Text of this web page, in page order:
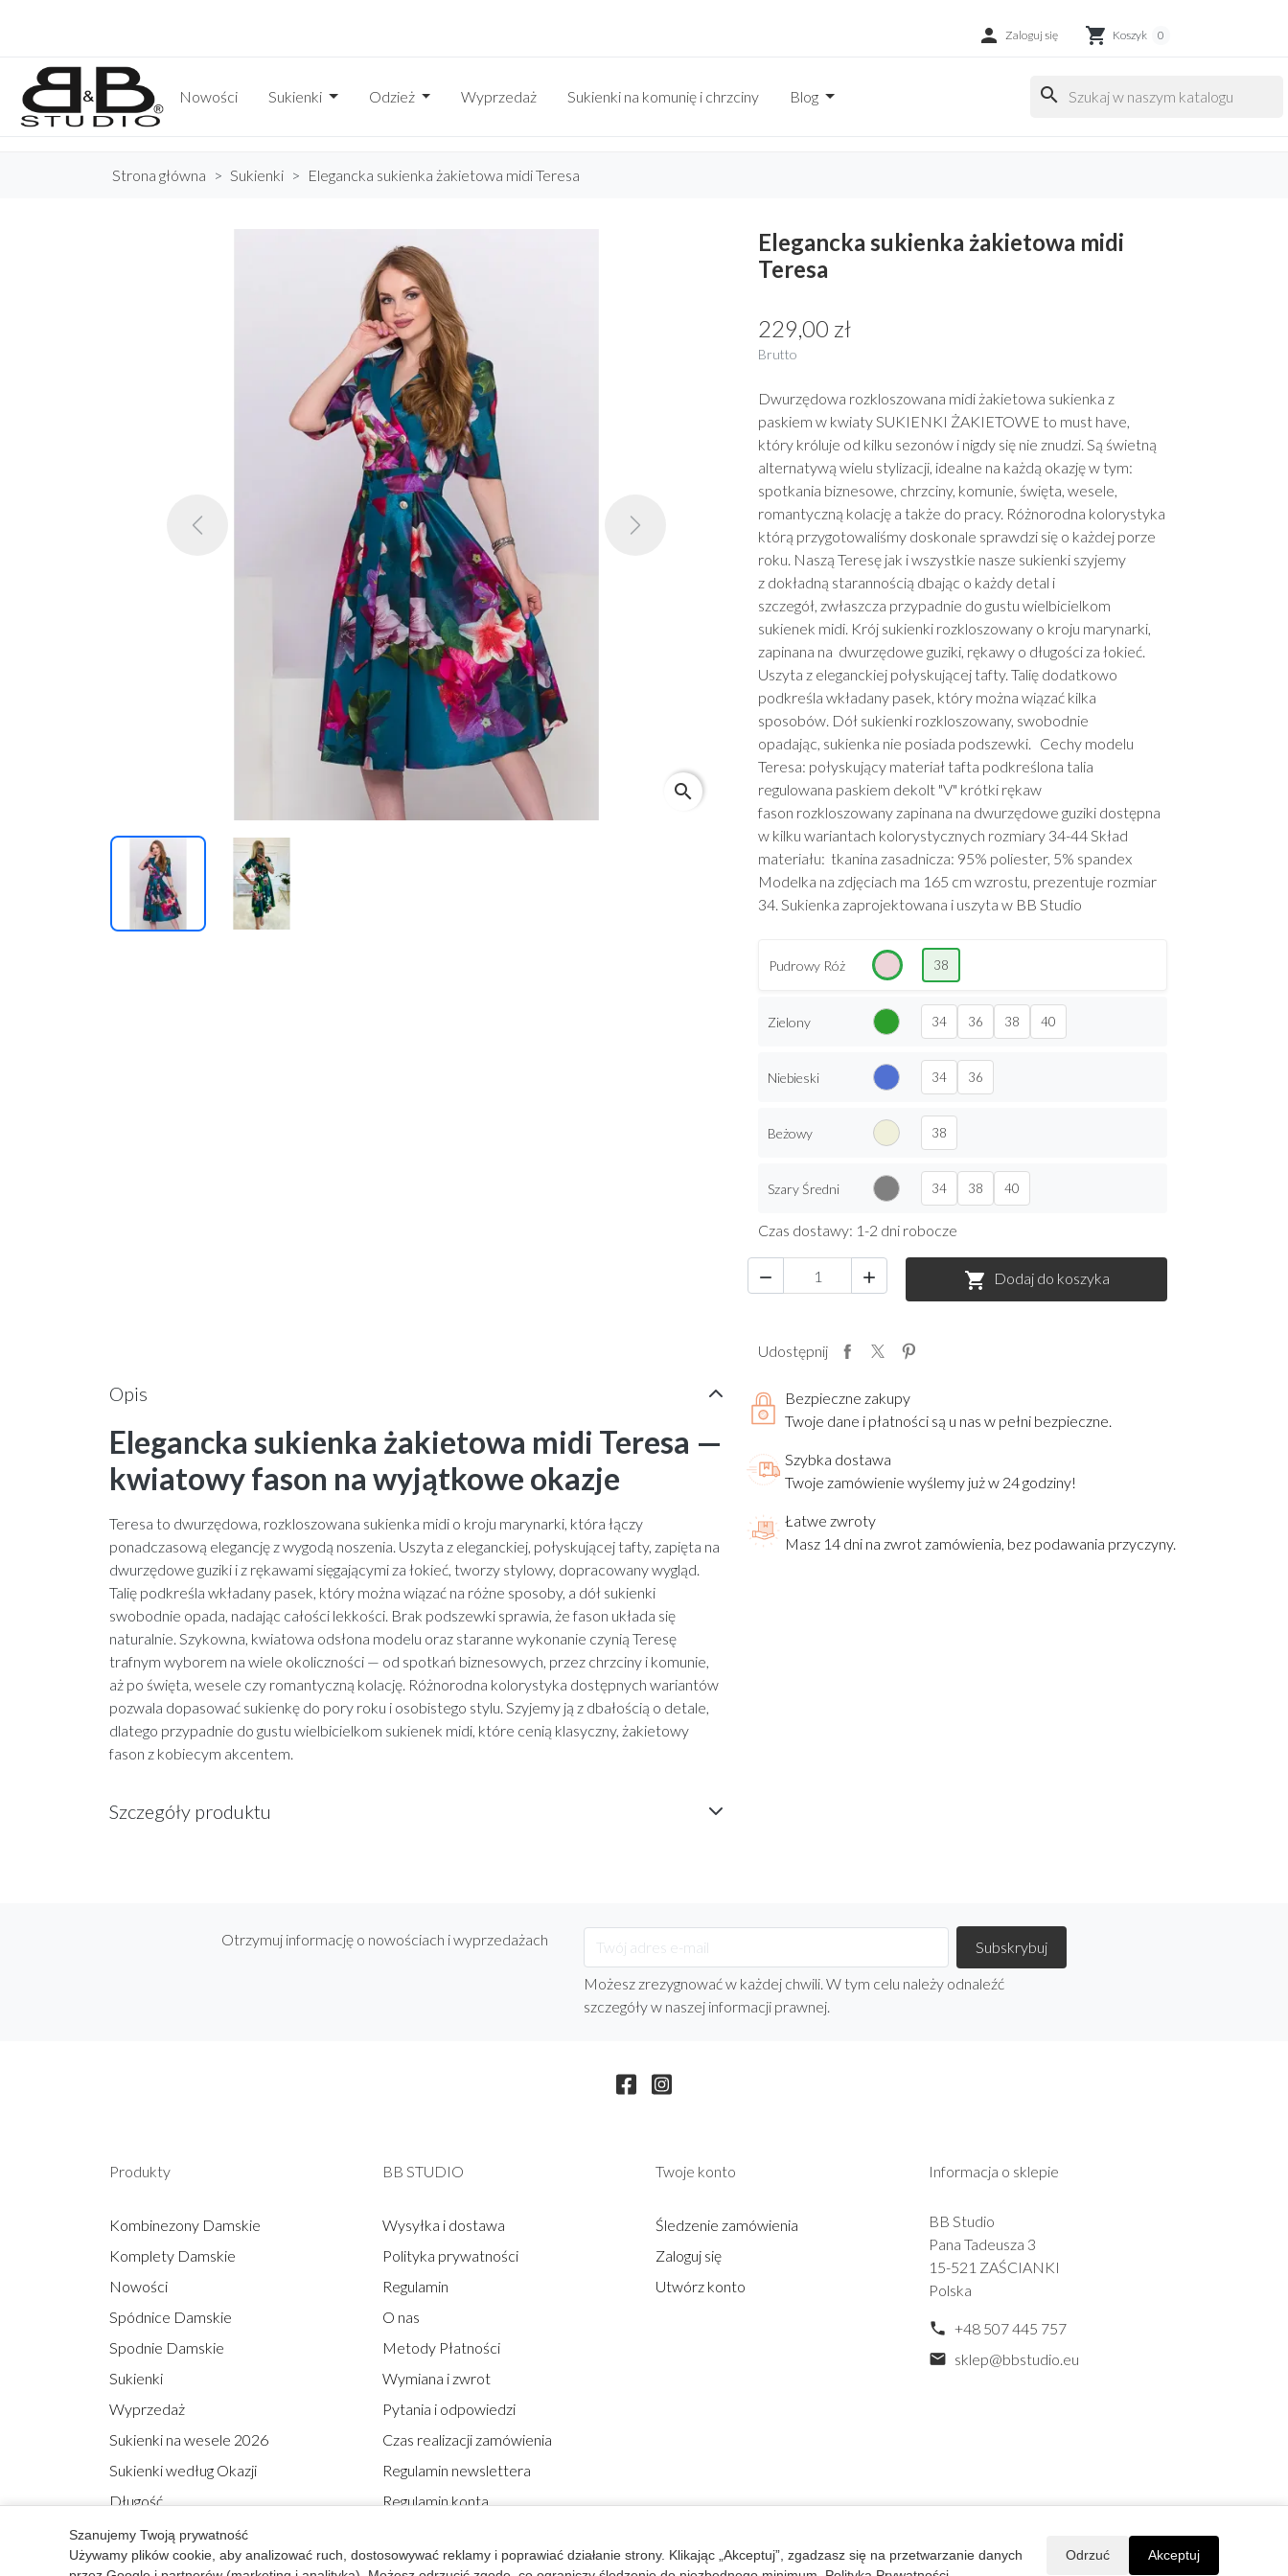
 Zaloguj się shopping_cart Koszyk 0
Nowości Sukienki Odzież Wyprzedaż Sukienki na komunię i chrzciny Blog search
Strona główna Sukienki Elegancka sukienka żakietowa midi Teresa
Previous Next
search
Elegancka sukienka żakietowa midi
Teresa
229,00 zł
Brutto
Dwurzędowa rozkloszowana midi żakietowa sukienka z
paskiem w kwiaty SUKIENKI ŻAKIETOWE to must have,
który króluje od kilku sezonów i nigdy się nie znudzi. Są świetną
alternatywą wielu stylizacji, idealne na każdą okazję w tym:
spotkania biznesowe, chrzciny, komunie, święta, wesele,
romantyczną kolację a także do pracy. Różnorodna kolorystyka
którą przygotowaliśmy doskonale sprawdzi się o każdej porze
roku. Naszą Teresę jak i wszystkie nasze sukienki szyjemy
z dokładną starannością dbając o każdy detal i
szczegół, zwłaszcza przypadnie do gustu wielbicielkom
sukienek midi. Krój sukienki rozkloszowany o kroju marynarki,
zapinana na dwurzędowe guziki, rękawy o długości za łokieć.
Uszyta z eleganckiej połyskującej tafty. Talię dodatkowo
podkreśla wkładany pasek, który można wiązać kilka
sposobów. Dół sukienki rozkloszowany, swobodnie
opadając, sukienka nie posiada podszewki. Cechy modelu
Teresa: połyskujący materiał tafta podkreślona talia
regulowana paskiem dekolt "V" krótki rękaw
fason rozkloszowany zapinana na dwurzędowe guziki dostępna
w kilku wariantach kolorystycznych rozmiary 34-44 Skład
materiału: tkanina zasadnicza: 95% poliester, 5% spandex
Modelka na zdjęciach ma 165 cm wzrostu, prezentuje rozmiar
34. Sukienka zaprojektowana i uszyta w BB Studio
Pudrowy Róż 38
Zielony 34 36 38 40
Niebieski 34 36
Beżowy 38
Szary Średni 34 38 40
Czas dostawy: 1-2 dni robocze
   Dodaj do koszyka
Udostępnij
Bezpieczne zakupy
Twoje dane i płatności są u nas w pełni bezpieczne.
Szybka dostawa
Twoje zamówienie wyślemy już w 24 godziny!
Łatwe zwroty
Masz 14 dni na zwrot zamówienia, bez podawania przyczyny.
Opis
Elegancka sukienka żakietowa midi Teresa —
kwiatowy fason na wyjątkowe okazje
Teresa to dwurzędowa, rozkloszowana sukienka midi o kroju marynarki, która łączy
ponadczasową elegancję z wygodą noszenia. Uszyta z eleganckiej, połyskującej tafty, zapięta na
dwurzędowe guziki i z rękawami sięgającymi za łokieć, tworzy stylowy, dopracowany wygląd.
Talię podkreśla wkładany pasek, który można wiązać na różne sposoby, a dół sukienki
swobodnie opada, nadając całości lekkości. Brak podszewki sprawia, że fason układa się
naturalnie. Szykowna, kwiatowa odsłona modelu oraz staranne wykonanie czynią Teresę
trafnym wyborem na wiele okoliczności — od spotkań biznesowych, przez chrzciny i komunie,
aż po święta, wesele czy romantyczną kolację. Różnorodna kolorystyka dostępnych wariantów
pozwala dopasować sukienkę do pory roku i osobistego stylu. Szyjemy ją z dbałością o detale,
dlatego przypadnie do gustu wielbicielkom sukienek midi, które cenią klasyczny, żakietowy
fason z kobiecym akcentem.
Szczegóły produktu
Otrzymuj informację o nowościach i wyprzedażach
Możesz zrezygnować w każdej chwili. W tym celu należy odnaleźć
szczegóły w naszej informacji prawnej.
Produkty
Kombinezony Damskie
Komplety Damskie
Nowości
Spódnice Damskie
Spodnie Damskie
Sukienki
Wyprzedaż
Sukienki na wesele 2026
Sukienki według Okazji
Długość
BB STUDIO
Wysyłka i dostawa
Polityka prywatności
Regulamin
O nas
Metody Płatności
Wymiana i zwrot
Pytania i odpowiedzi
Czas realizacji zamówienia
Regulamin newslettera
Regulamin konta
Twoje konto
Śledzenie zamówienia
Zaloguj się
Utwórz konto
Informacja o sklepie
BB Studio
Pana Tadeusza 3
15-521 ZAŚCIANKI
Polska
phone +48 507 445 757
mail sklep@bbstudio.eu
Szanujemy Twoją prywatność
Używamy plików cookie, aby analizować ruch, dostosowywać reklamy i poprawiać działanie strony. Klikając „Akceptuj”, zgadzasz się na przetwarzanie danych
Odrzuć Akceptuj